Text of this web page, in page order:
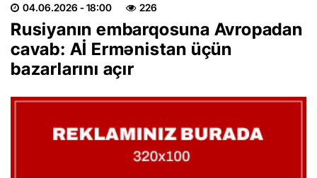
04.06.2026 - 18:00 226
Rusiyanın embarqosuna Avropadan
cavab: Aİ Ermənistan üçün
bazarlarını açır